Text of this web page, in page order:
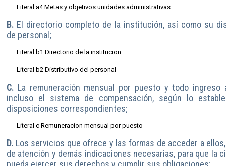
Literal a4 Metas y objetivos unidades administrativas
B. El directorio completo de la institución, así como su
de personal;
Literal b1 Directorio de la institucion
Literal b2 Distributivo del personal
C. La remuneración mensual por puesto y todo ingreso
incluso el sistema de compensación, según lo
disposiciones correspondientes;
Literal c Remuneracion mensual por puesto
D. Los servicios que ofrece y las formas de acceder a
de atención y demás indicaciones necesarias, para que la